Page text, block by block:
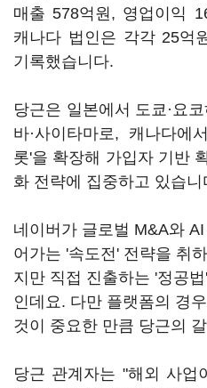
매출 578억원, 영업이익
캐나다 법인은 각각 25억
기록했습니다.
당근은 일본에서 도쿄·요
바·사이타마로, 캐나다에
롯'을 확장해 가입자 기반
화 전략에 집중하고 있습니
네이버가 글로벌 M&A와
어가는 '속도전' 전략을 취
지만 직접 진출하는 '정공
인데요. 다만 플랫폼의 경
것이 중요한 만큼 당근의
당근 관계자는 "해외 사업